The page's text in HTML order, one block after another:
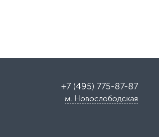
+7 (495) 775-87-87
м. Новослободская